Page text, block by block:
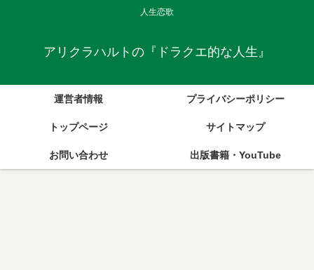
人生恋歌
アリクラハルトの『ドラクエ的な人生』
運営者情報 プライバシーポリシー
トップページ サイトマップ
お問い合わせ 出版書籍・YouTube